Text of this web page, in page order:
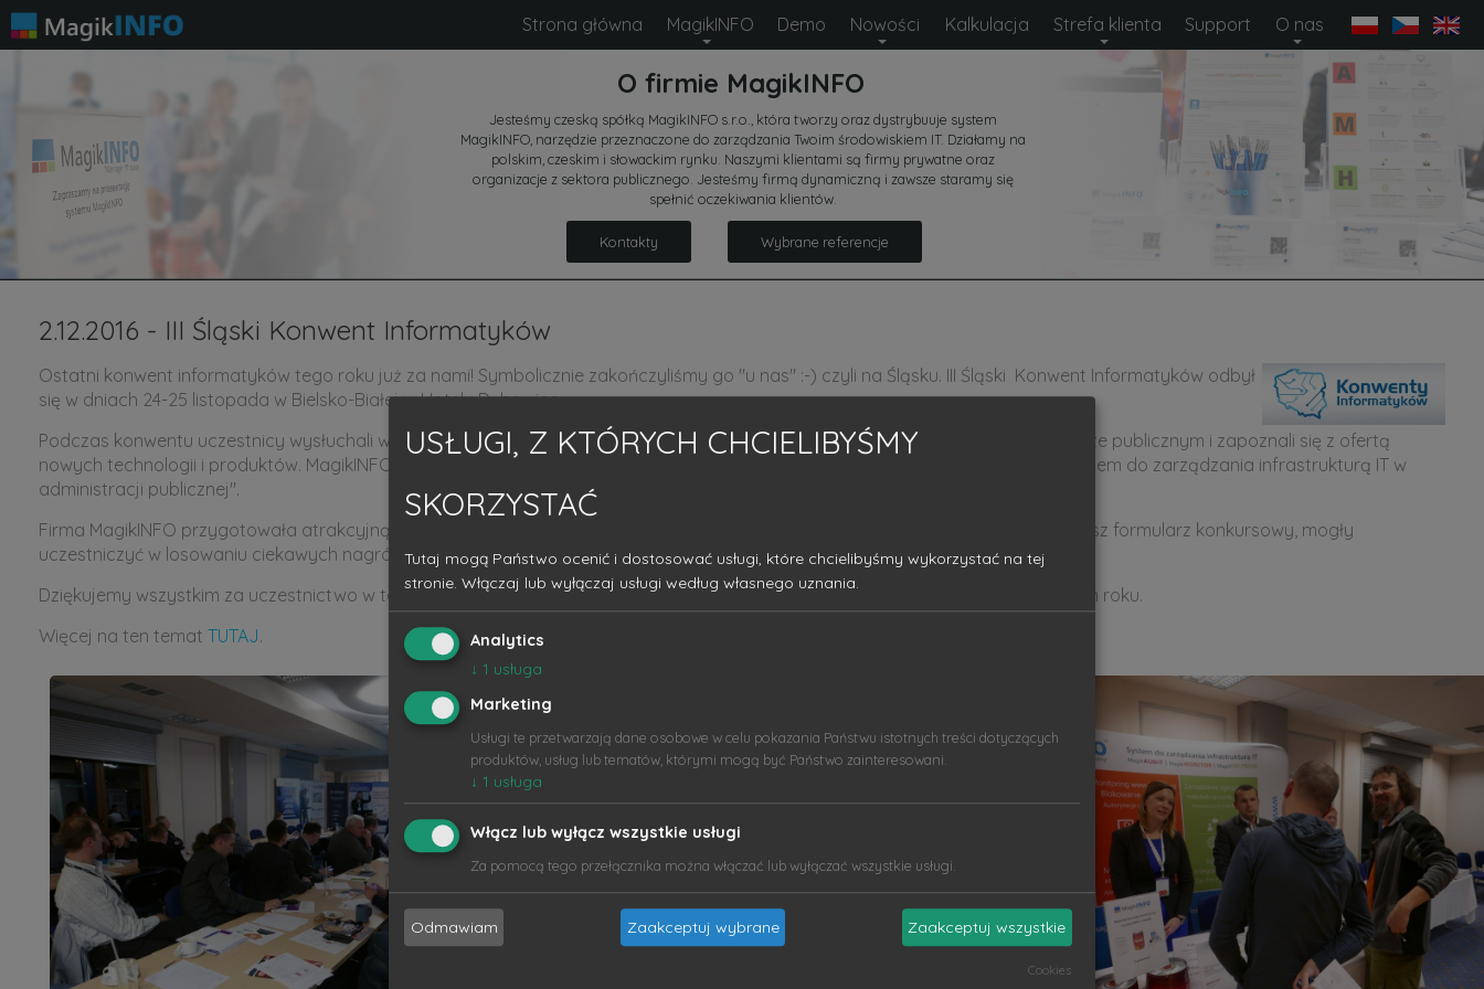
Strona główna MagikINFO Demo Nowości Kalkulacja Strefa klienta Support O nas
O firmie MagikINFO
Jesteśmy czeską spółką MagikINFO s.r.o., która tworzy oraz dystrybuuje system
MagikINFO, narzędzie przeznaczone do zarządzania Twoim środowiskiem IT. Działamy na
polskim, czeskim i słowackim rynku. Naszymi klientami są firmy prywatne oraz
organizacje z sektora publicznego. Jesteśmy firmą dynamiczną i zawsze staramy się
spełnić oczekiwania klientów.
Kontakty Wybrane referencje
2.12.2016 - III Śląski Konwent Informatyków
Ostatni konwent informatyków tego roku już za nami! Symbolicznie zakończyliśmy go "u nas" :-) czyli na Śląsku. III Śląski Konwent Informatyków odbył
się w dniach 24-25 listopada w Bielsko-Białej w Hotelu Dębowiec.
Podczas konwentu uczestnicy wysłuchali wykłady i prelekcje poświęcone najważniejszym zagadnieniom dotyczącym IT w sektorze publicznym i zapoznali się z ofertą
nowych technologii i produktów. MagikINFO jako partner specjalny konferencji przedstawił prelekcję na temat "Kompleksowy system do zarządzania infrastrukturą IT w
administracji publicznej".
Firma MagikINFO przygotowała atrakcyjną ofertę przeznaczoną tylko dla uczestników ŚKI. Dodatkowo osoby, które wypełniły nasz formularz konkursowy, mogły
uczestniczyć w losowaniu ciekawych nagród ufundowanych przez naszą firmę.
Dziękujemy wszystkim za uczestnictwo w tegorocznych konwentach i już dziś zapraszamy do udziału w Konwentach w przyszłym roku.
Więcej na ten temat TUTAJ.
USŁUGI, Z KTÓRYCH CHCIELIBYŚMY
SKORZYSTAĆ
Tutaj mogą Państwo ocenić i dostosować usługi, które chcielibyśmy wykorzystać na tej
stronie. Włączaj lub wyłączaj usługi według własnego uznania.
Analytics
↓ 1 usługa
Marketing
Usługi te przetwarzają dane osobowe w celu pokazania Państwu istotnych treści dotyczących
produktów, usług lub tematów, którymi mogą być Państwo zainteresowani.
↓ 1 usługa
Włącz lub wyłącz wszystkie usługi
Za pomocą tego przełącznika można włączać lub wyłączać wszystkie usługi.
Odmawiam Zaakceptuj wybrane Zaakceptuj wszystkie
Cookies